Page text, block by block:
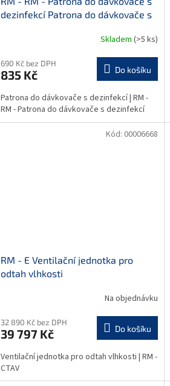
dezinfekcí Patrona do dávkovače s
Skladem (>5 ks)
690 Kč bez DPH
835 Kč Do košíku
Patrona do dávkovače s dezinfekcí | RM -
RM - Patrona do dávkovače s dezinfekcí
RM - E Ventilační jednotka pro
odtah vlhkosti
Na objednávku
32 890 Kč bez DPH
39 797 Kč Do košíku
Ventilační jednotka pro odtah vlhkosti | RM -
CTAV
Kód: 00006668